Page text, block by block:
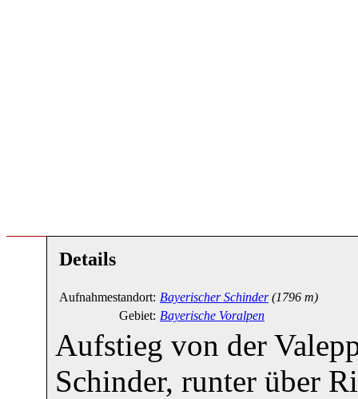
Details
Aufnahmestandort: Bayerischer Schinder (1796 m)
Gebiet: Bayerische Voralpen
Aufstieg von der
Schinder, runter über